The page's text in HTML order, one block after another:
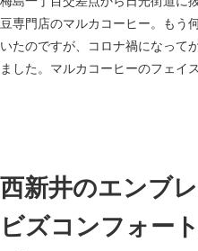
豆専門店のマルカコーヒー。もう
いたのですが、コロナ禍になって
ました。マルカコーヒーのフェイ
西新井のエンブ
ビズコンフォー